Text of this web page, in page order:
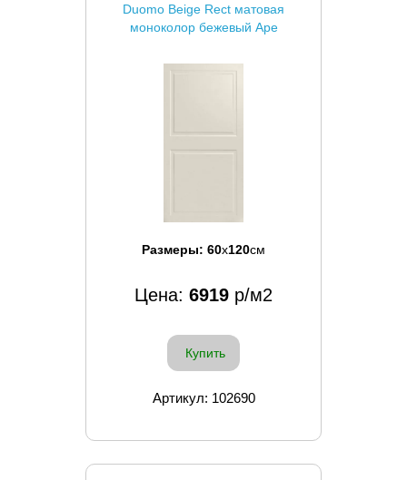
Duomo Beige Rect матовая
моноколор бежевый Ape
Размеры: 60x120см
Цена: 6919 р/м2
Купить
Артикул: 102690